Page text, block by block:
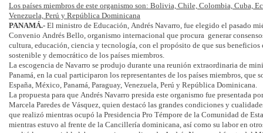
Los países miembros de este organismo son: Bolivia, Chile, Colombia, Cuba,
Venezuela, Perú y República Dominicana
PANAMÁ.- El ministro de Educación, Andrés Navarro, fue elegido el pasado
Convenio Andrés Bello, organismo internacional que procura generar
cultura, educación, ciencia y tecnología, con el propósito de que sus
sostenible y democrático de los países miembros.
La escogencia de Navarro se produjo durante una reunión extraordinaria de
Panamá, en la cual participaron los representantes de los países miembros,
España, México, Panamá, Paraguay, Venezuela, Perú y República Dominicana.
La propuesta para que Andrés Navarro presida este organismo fue presentada
Marcela Paredes de Vásquez, quien destacó las grandes condiciones y
que realizó mientras ocupó la Presidencia Pro Témpore de la Comunidad de
mientras estuvo al frente de la Cancillería dominicana, así como su labor en